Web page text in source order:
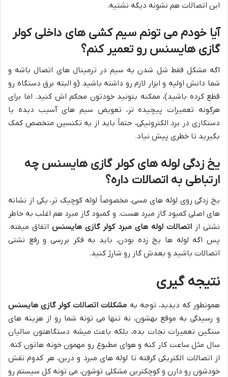
این اتصالات هم نشونه دیگه نشتیه.
آیا خودم می تونم سیم کشی های داخلی کولر
گازی هایسنس رو تعمیر کنم؟
اگه مشکل فقط شل شدن یه سیم در ترمینال های اتصال باشه و
شما دانش اولیه و ابزار لازم رو داشته باشید (و البته برق دستگاه رو
قطع کرده باشید)، ممکنه بتونید خودتون محکم اش کنید. اما برای
هرگونه تعمیرات پیچیده تر، تعویض سیم های آسیب دیده یا
دستکاری در برد الکترونیکی، حتماً باید از یه تکنسین متخصص کمک
بگیرید تا خطری پیش نیاد.
یخ زدگی لوله های کولر گازی هایسنس چه
ارتباطی به اتصالات داره؟
یخ زدگی روی لوله های مسی، مخصوصاً لوله کوچیک تر، یکی از نشانه
های اصلی کمبود گاز مبرد هست. و کمبود گاز مبرد هم اغلب به خاطر
نشتی از اتصالات لوله های مبرد کولر گازی هایسنس اتفاق میفته.
پس اگه لوله ها یخ زده بودن، باید به فکر بررسی و رفع نشتی
اتصالات باشید و بعدش گاز رو شارژ کنید.
نتیجه گیری
همونطور که دیدید، توجه به مشکلات اتصالات کولر گازی هایسنس
و رسیدگی به موقع بهشون، نه تنها می تونه شما رو از هزینه های
سنگین تعمیرات نجات بده، بلکه باعث میشه دستگاهتون سالیان
سال مثل ساعت کار کنه و هوای مطبوع رو مهمون خونه هاتون کنه.
از اتصالات الکتریکی گرفته تا لوله های مبرد و درین، هر کدوم نقش
خودشون رو دارن و کوچکترین مشکلی توشون، می تونه کل سیستم رو